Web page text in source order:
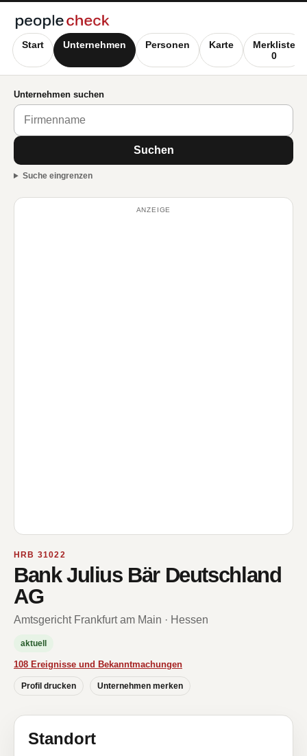
Start Unternehmen Personen Karte
Merkliste
0
Unternehmen suchen
Suchen
Suche eingrenzen
ANZEIGE
HRB 31022
Bank Julius Bär Deutschland
AG
Amtsgericht Frankfurt am Main · Hessen
aktuell
108 Ereignisse und Bekanntmachungen
Profil drucken Unternehmen merken
Standort